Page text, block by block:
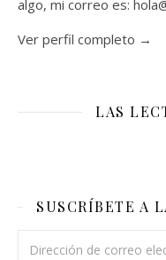
algo, mi correo es:
Ver perfil completo →
LAS
SUSCRÍBETE A